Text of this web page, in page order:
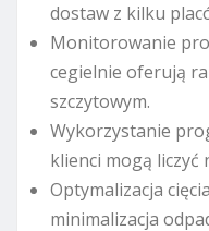
dostaw z kilku
Monitorowanie
cegielnie oferują
szczytowym.
Wykorzystanie
klienci mogą liczyć
Optymalizacja
minimalizacja